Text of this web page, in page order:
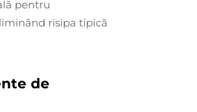
pentru
risipa tipică
de